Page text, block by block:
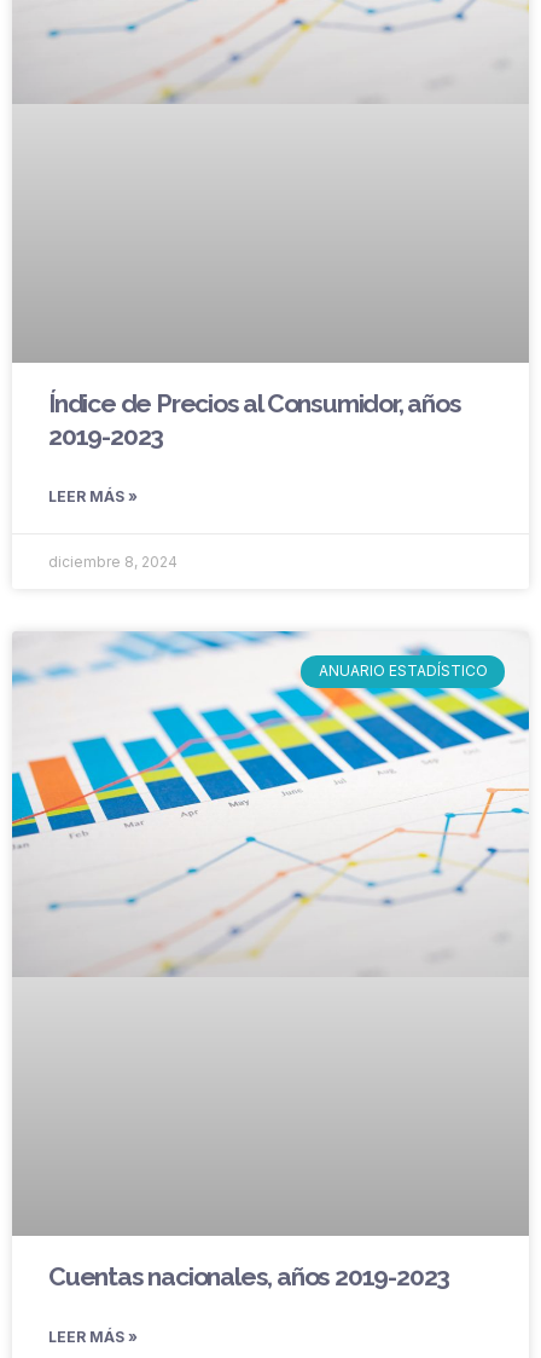
Índice de Precios al Consumidor, años
2019-2023
LEER MÁS »
diciembre 8, 2024
ANUARIO ESTADÍSTICO
Cuentas nacionales, años 2019-2023
LEER MÁS »